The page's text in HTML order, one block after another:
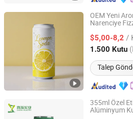
OEM Yeni
Narenciye
$5,00-8,2 /
1.500 Kutu
Talep
Hainan Zhenxi Industry Co., Ltd.
Hainan, China Fiyat
355ml Özel
Alüminyum
Hainan Zhenxi Industry Co., Ltd.